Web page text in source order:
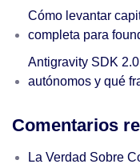
Cómo levantar
completa para
Antigravity SDK
autónomos y qué
Comentarios
La Verdad Sobre